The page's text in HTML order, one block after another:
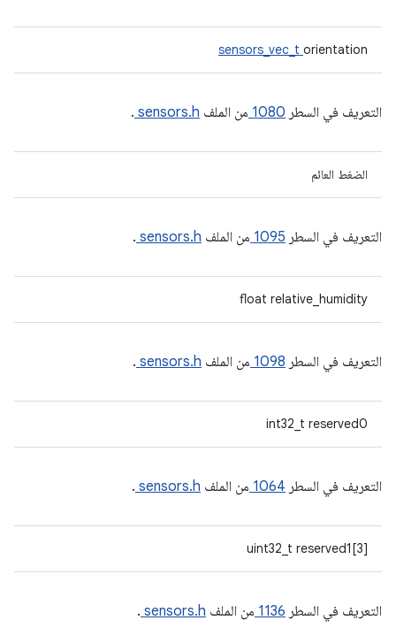
sensors_vec_t orientation
التعريف في السطر 1080 من الملف sensors.h
.
الضغط العائم
التعريف في السطر 1095 من الملف sensors.h
.
float relative_humidity
التعريف في السطر 1098 من الملف sensors.h
.
int32_t reserved0
التعريف في السطر 1064 من الملف sensors.h
.
uint32_t reserved1[3]
التعريف في السطر 1136 من الملف sensors.h
.